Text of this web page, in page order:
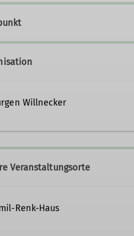
Willnecker
Vortragswart
Veranstaltungsorte
Renk-Haus